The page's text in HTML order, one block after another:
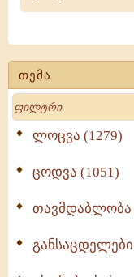
თემა
Search
ლოცვა (1279)
ცოდვა (1051)
თავმდაბლობა
განსაცდელები